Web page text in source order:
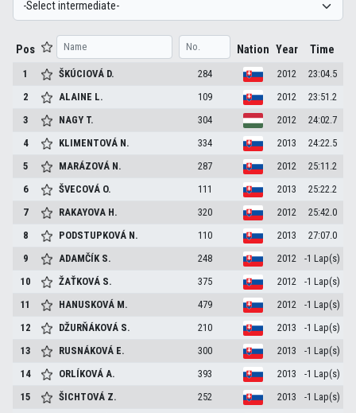
Pos Nation Year Time
1 ŠKÚCIOVÁ D. 284 2012
23:04.5
2
ALAINE L. 109 2012
23:51.2
3
NAGY T. 304 2012
24:02.7
4
KLIMENTOVÁ N. 334 2013
24:22.5
5
MARÁZOVÁ N. 287 2012
25:11.2
6
ŠVECOVÁ O. 111 2013
25:22.2
7
RAKAYOVA H. 320 2012
25:42.0
8
PODSTUPKOVÁ N. 110 2013
27:07.0
9
ADAMČÍK S. 248 2012
-1 Lap(s)
10
ŽAŤKOVÁ S. 375 2012
-1 Lap(s)
11
HANUSKOVÁ M. 479 2012
-1 Lap(s)
12
DŽURŇÁKOVÁ S. 210 2013
-1 Lap(s)
13
RUSNÁKOVÁ E. 300 2013
-1 Lap(s)
14
ORLÍKOVÁA. 393 2013
-1 Lap(s)
15
ŠICHTOVÁ Z. 252 2013
-1 Lap(s)